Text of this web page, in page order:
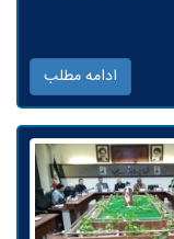
ادامه مطلب